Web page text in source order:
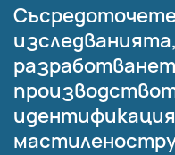
Съсредоточете
изследванията,